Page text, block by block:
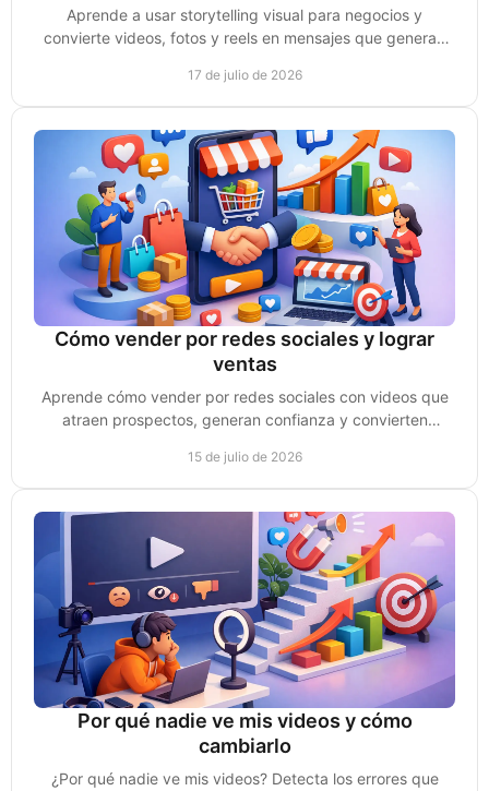
Aprende a usar storytelling visual para negocios y
convierte videos, fotos y reels en mensajes que generan
17 de julio de 2026
Cómo vender por redes sociales y lograr
ventas
Aprende cómo vender por redes sociales con videos que
atraen prospectos, generan confianza y convierten
15 de julio de 2026
Por qué nadie ve mis videos y cómo
cambiarlo
¿Por qué nadie ve mis videos? Detecta los errores que